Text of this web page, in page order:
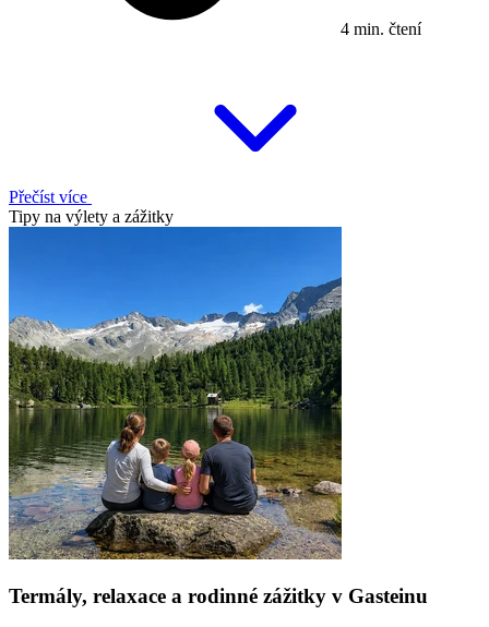
4 min. čtení
Přečíst více
Tipy na výlety a zážitky
Termály, relaxace a rodinné zážitky v Gasteinu